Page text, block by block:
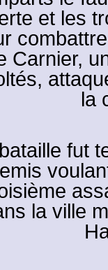
et les
Carnier,
la
fut
la ville